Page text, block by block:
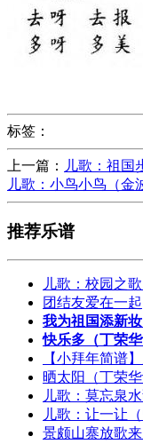
标签：
上一篇： 儿歌：祖国
儿歌：小鸟小鸟（金
推荐乐谱
儿歌：校园之
团结友爱在一起
我为祖国添新
快乐多（丁荣华
【小拜年简谱
晒太阳（丁荣华
儿歌：莫忘泉
儿歌：让一让
景颇山寨放歌来